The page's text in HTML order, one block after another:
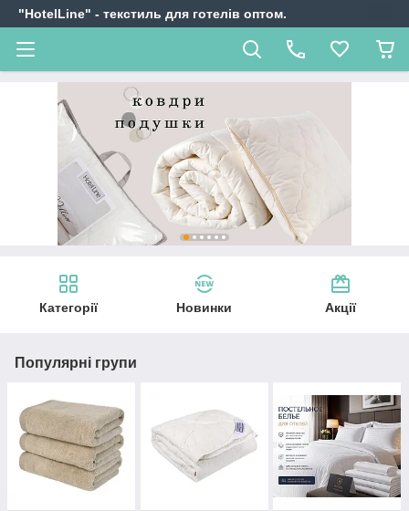
"HotelLine" - текстиль для готелів оптом.
Категорії Новинки Акції
Популярні групи